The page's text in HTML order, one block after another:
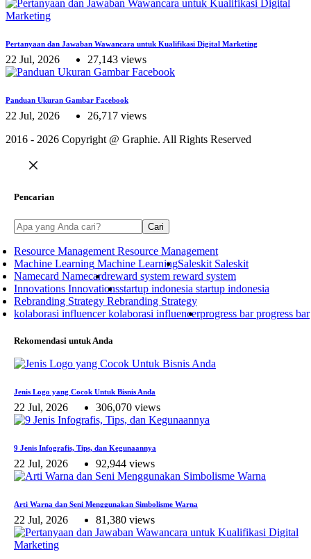
Pertanyaan dan Jawaban Wawancara untuk Kualifikasi Digital Marketing
22 Jul, 2026 27,143 views
Panduan Ukuran Gambar Facebook
22 Jul, 2026
26,717 views
2016 - 2026 Copyright @ Graphie. All Rights Reserved
Pencarian
Cari
Resource Management Resource Management
Machine Learning Machine LearningSaleskit Saleskit
Namecard Namecardreward system reward system
Innovations Innovationsstartup indonesia startup indonesia
Rebranding Strategy Rebranding Strategy
kolaborasi influencer kolaborasi influencerprogress bar progress bar
Rekomendasi untuk Anda
Jenis Logo yang Cocok Untuk Bisnis Anda
22 Jul, 2026 306,070 views
9 Jenis Infografis, Tips, dan Kegunaannya
22 Jul, 2026 92,944 views
Arti Warna dan Seni Menggunakan Simbolisme Warna
22 Jul, 2026 81,380 views